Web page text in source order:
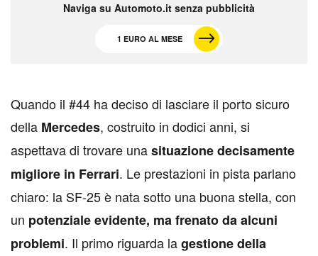
Naviga su Automoto.it senza pubblicità
1 EURO AL MESE
Quando il #44 ha deciso di lasciare il porto sicuro
della Mercedes, costruito in dodici anni, si
aspettava di trovare unasituazione decisamente
migliore in Ferrari. Le prestazioni in pista parlano
chiaro: la SF-25 è nata sotto una buona stella, con
un potenziale evidente, ma frenato da alcuni
problemi. Il primo riguarda lagestione della